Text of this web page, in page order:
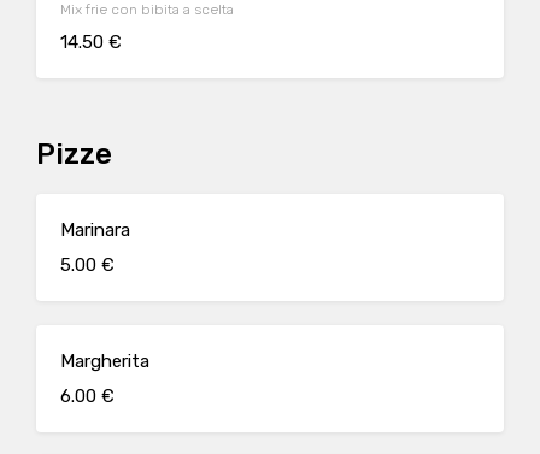
Mix frie con bibita a scelta
14.50 €
Pizze
Marinara
5.00 €
Margherita
6.00 €